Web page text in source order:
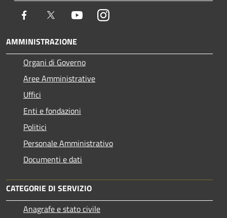
Facebook Twitter YoutubeInstagram
AMMINISTRAZIONE
Organi di Governo
Aree Amministrative
Uffici
Enti e fondazioni
Politici
Personale Amministrativo
Documenti e dati
CATEGORIE DI SERVIZIO
Anagrafe e stato civile